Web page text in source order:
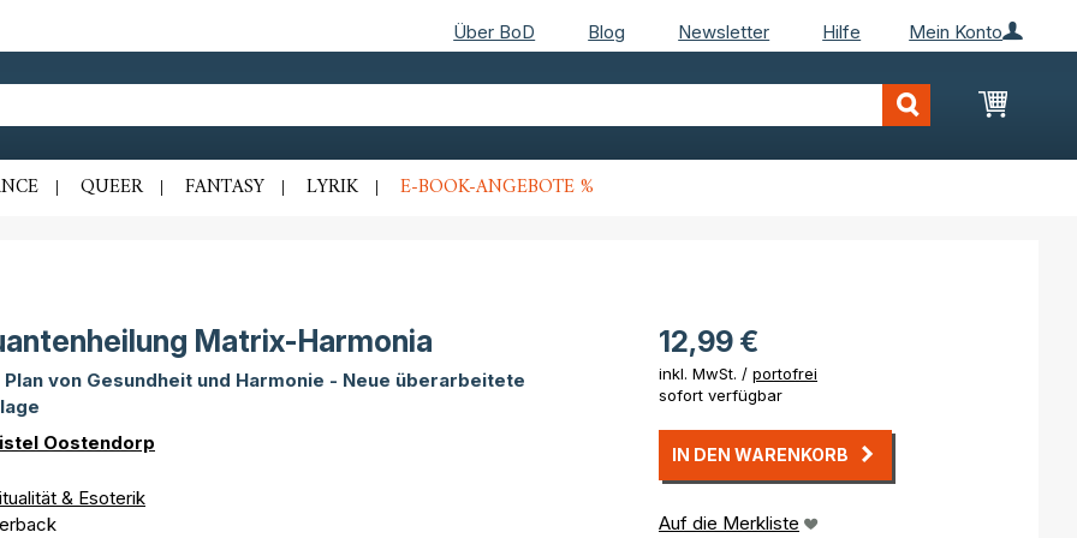
Mein Konto
Über BoD Blog Newsletter Hilfe
Mein
QUEER FANTASY LYRIK E-BOOK-ANGEBOTE %
Matrix-Harmonia
Plan von Gesundheit und Harmonie - Neue überarbeitete
Oostendorp
& Esoterik
12,99 €
inkl. MwSt. / portofrei
sofort verfügbar
IN DEN WARENKORB
Auf die Merkliste